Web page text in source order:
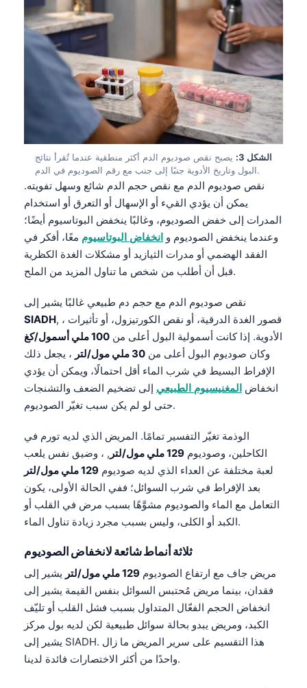
الشكل 3:
يصبح نقص صوديوم الدم أكثر منطقية عندما تُقرأ نتائج
البول وتاريخ الأدوية جنبًا إلى جنب مع رقم الصوديوم في الدم.
نقص صوديوم الدم مع نقص حجم الدم شائع وسهل تفويته.
يمكن أن يؤدي القيء أو الإسهال أو التعرق أو استخدام
المدرات إلى خفض الصوديوم، وغالبًا ينخفض البوتاسيوم أيضًا؛
وعندما ينخفض الصوديوم و انخفاض البوتاسيوم معًا، أفكر في
الفقد الهضمي أو مدرات الثيازيد أو مشكلات الغدة الكظرية
قبل أن أطلب من شخص ما تناول المزيد من الملح.
نقص صوديوم الدم مع حجم دم طبيعي غالبًا يشير إلى
SIADH, ، قصور الغدة الدرقية، أو نقص الكورتيزول، أو تأثيرات
الأدوية. إذا كانت أسمولية البول أعلى من 100 ملي أسمول/كغ
وكان صوديوم البول أعلى من 30 ملي مول/لتر
، يجعل ذلك
الإفراط البسيط في شرب الماء أقل احتمالًا، ويمكن أن يؤدي
انخفاض المغنيسيوم الطبيعي إلى تضخيم الضعف والتشنجات
حتى لو لم يكن سبب تغيّر الصوديوم.
الوذمة تغيّر التفسير تمامًا. المريض الذي لديه تورم في
الكاحلين، وصوديوم 129 ملي مول/لتر
, ، وضيق نفس يلعب
لعبة مختلفة عن العداء الذي لديه صوديوم 129 ملي مول/لتر
بعد الإفراط في شرب السوائل؛ ففي الحالة الأولى، يكون
التعامل مع الماء والصوديوم مشوَّهًا بسبب مرض في القلب أو
الكبد أو الكلى، وليس بسبب مجرد زيادة تناول الماء.
ثلاثة أنماط شائعة لانخفاض الصوديوم
مريض جاف مع ارتفاع الصوديوم 129 ملي مول/لتر
يشير إلى
فقدان، بينما مريض مُحتبس السوائل بنفس القيمة يشير إلى
انخفاض الحجم الفعّال المتداول بسبب فشل القلب أو تليّف
الكبد، ومريض يبدو بحالة سوائل طبيعية لكن لديه بول مركز
يشير إلى SIADH. هذا التقسيم على سرير المريض ما زال
واحدًا من أكثر الاختصارات فائدة لدينا.